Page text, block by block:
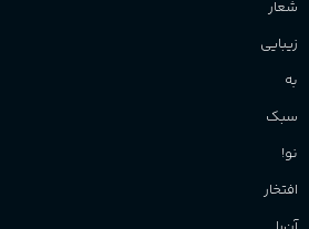
شعار
زیبایی
به
سبک
نو!
افتخار